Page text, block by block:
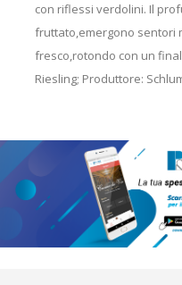
con riflessi verdolini. Il
fruttato,emergono sentori
fresco,rotondo con un
Riesling; Produttore: